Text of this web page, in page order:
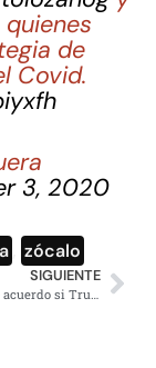
de
Covid.
3, 2020
zócalo
SIGUIENTE